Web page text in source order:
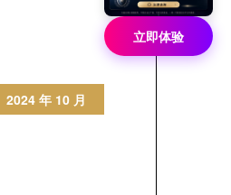
2024 年 10 月
立即体验